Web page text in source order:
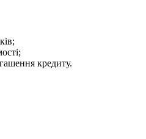
кредиту.